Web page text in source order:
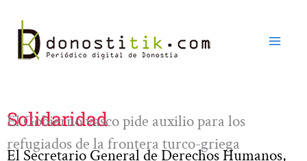
contenido
Solidaridad
El Gobierno vasco pide auxilio para los
refugiados de la frontera turco-griega
El Secretario General de Derechos Humanos,